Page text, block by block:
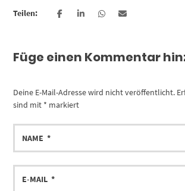
Teilen:
Füge einen Kommentar
Deine E-Mail-Adresse wird nicht veröffentlicht.
sind mit * markiert